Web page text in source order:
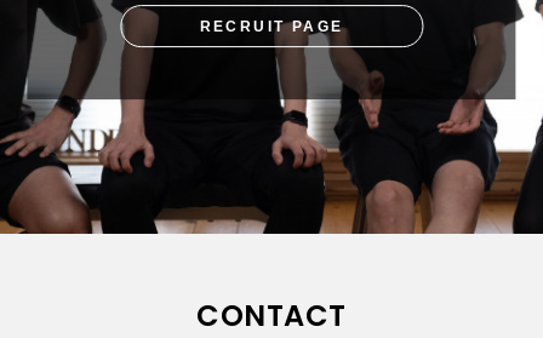
RECRUIT PAGE
CONTACT